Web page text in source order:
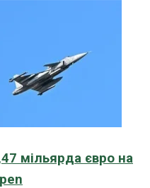
мільярда євро на